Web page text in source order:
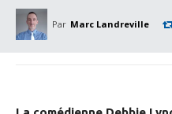
Par Marc Landreville